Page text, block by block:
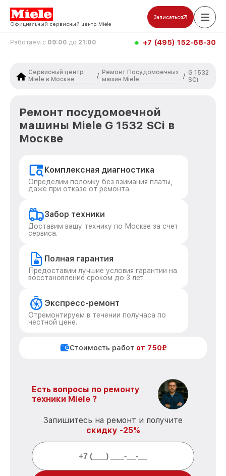
Официальный сервисный центр Miele
Записаться
Работаем с 09:00 до 21:00 +7 (495) 152-68-30
Сервисный центр
Miele в Москве
/
Ремонт Посудомоечных
машин Miele
/ G 1532
SCi
Ремонт посудомоечной
машины Miele G 1532 SCi в
Москве
Комплексная диагностика
Определим поломку без взимания платы,
даже при отказе от ремонта.
Забор техники
Доставим вашу технику по Москве за счет
сервиса.
Полная гарантия
Предоставим лучшие условия гарантии на
восстановление сроком до 3 лет.
Экспресс-ремонт
Отремонтируем в течении получаса по
честной цене.
Стоимость работ от 750₽
Есть вопросы по ремонту
техники Miele ?
Запишитесь на ремонт и получите
скидку -25%